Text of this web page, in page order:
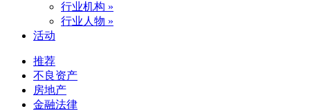
行业机构 »
行业人物 »
活动
推荐
不良资产
房地产
金融法律